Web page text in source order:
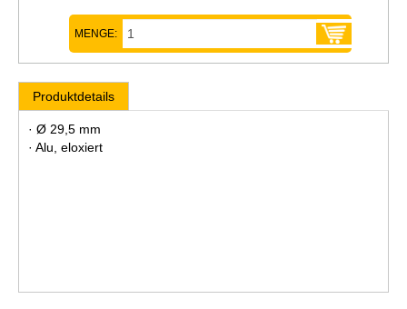
MENGE:
Produktdetails
· Ø 29,5 mm
· Alu, eloxiert